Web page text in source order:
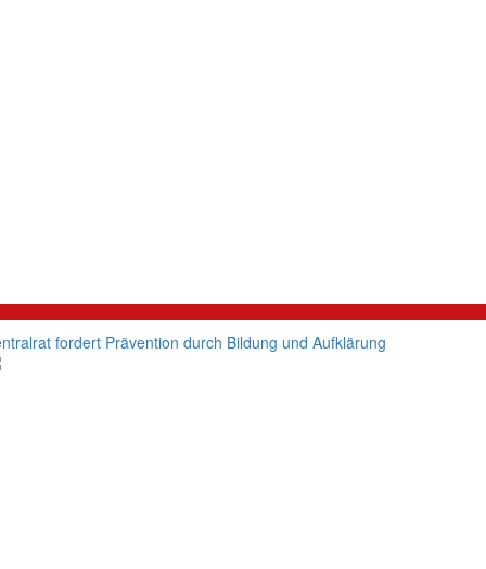
fordert Prävention durch Bildung und Aufklärung